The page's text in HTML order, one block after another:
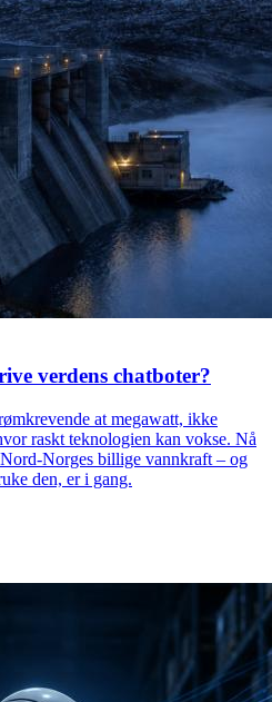
verdens chatboter?
at megawatt, ikke
raskt teknologien kan vokse. Nå
Norges billige vannkraft – og
den, er i gang.